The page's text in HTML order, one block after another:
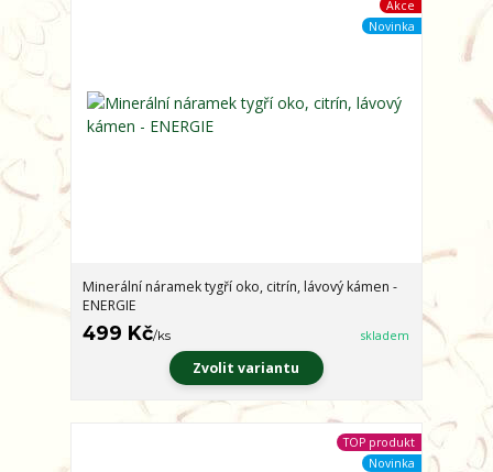
Akce
Novinka
Minerální náramek tygří oko, citrín, lávový kámen -
ENERGIE
499 Kč/ks skladem
Zvolit variantu
TOP produkt
Novinka